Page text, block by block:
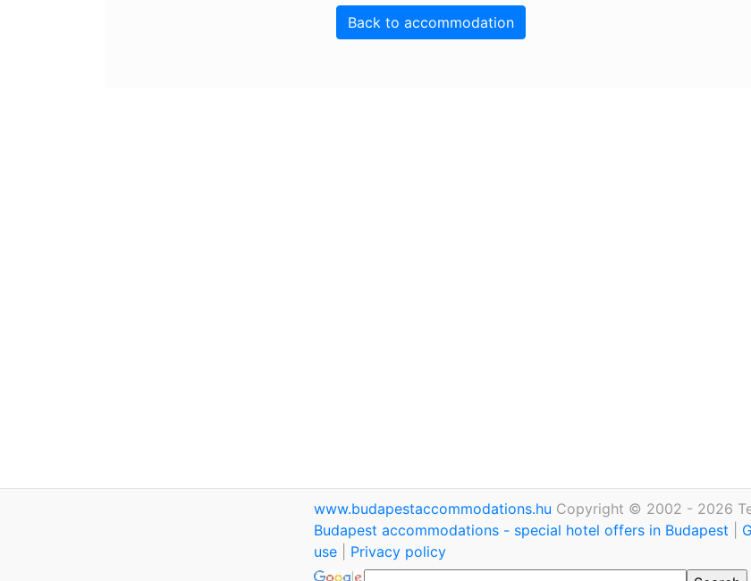
Back to accommodation
www.budapestaccommodations.hu Copyright © 2002 - 2026
Budapest accommodations - special hotel offers in Budapest
use
Privacy policy